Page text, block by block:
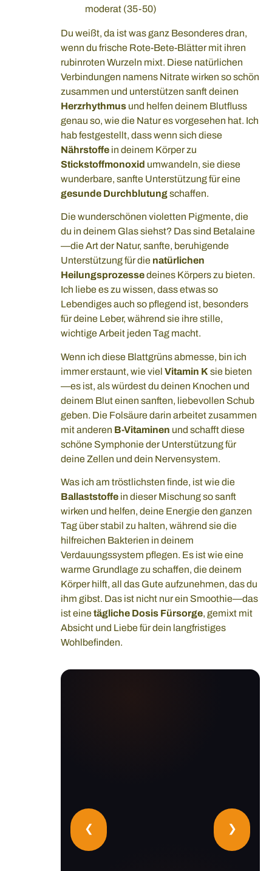
moderat (35-50)
Du weißt, da ist was ganz Besonderes dran,
wenn du frische Rote-Bete-Blätter mit ihren
rubinroten Wurzeln mixt. Diese natürlichen
Verbindungen namens Nitrate wirken so schön
zusammen und unterstützen sanft deinen
Herzrhythmus und helfen deinem Blutfluss
genau so, wie die Natur es vorgesehen hat. Ich
hab festgestellt, dass wenn sich diese
Nährstoffe in deinem Körper zu
Stickstoffmonoxid umwandeln, sie diese
wunderbare, sanfte Unterstützung für eine
gesunde Durchblutungschaffen.
Die wunderschönen violetten Pigmente, die
du in deinem Glas siehst? Das sind Betalaine
—die Art der Natur, sanfte, beruhigende
Unterstützung für die natürlichen
Heilungsprozessedeines Körpers zu bieten.
Ich liebe es zu wissen, dass etwas so
Lebendiges auch so pflegend ist, besonders
für deine Leber, während sie ihre stille,
wichtige Arbeit jeden Tag macht.
Wenn ich diese Blattgrüns abmesse, bin ich
immer erstaunt, wie viel Vitamin K sie bieten
—es ist, als würdest du deinen Knochen und
deinem Blut einen sanften, liebevollen Schub
geben. Die Folsäure darin arbeitet zusammen
mit anderen B-Vitaminen und schafft diese
schöne Symphonie der Unterstützung für
deine Zellen und dein Nervensystem.
Was ich am tröstlichsten finde, ist wie die
Ballaststoffe in dieser Mischung so sanft
wirken und helfen, deine Energie den ganzen
Tag über stabil zu halten, während sie die
hilfreichen Bakterien in deinem
Verdauungssystem pflegen. Es ist wie eine
warme Grundlage zu schaffen, die deinem
Körper hilft, all das Gute aufzunehmen, das du
ihm gibst. Das ist nicht nur ein Smoothie—das
ist einetägliche Dosis Fürsorge, gemixt mit
Absicht und Liebe für dein langfristiges
Wohlbefinden.
❮ ❯